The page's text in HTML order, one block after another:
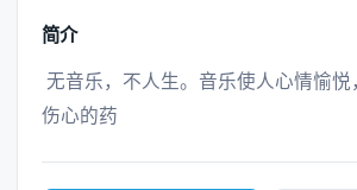
简介
伤心的药